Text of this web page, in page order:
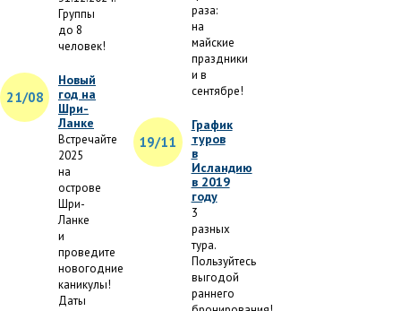
Группы
до 8
человек!
21/08
Новый
год на
Шри-
Ланке
Встречайте
2025
на
острове
Шри-
Ланке
и
проведите
новогодние
каникулы!
Даты
раза:
на
майские
праздники
и в
сентябре!
19/11
График
туров
в
Исландию
в 2019
году
3
разных
тура.
Пользуйтесь
выгодой
раннего